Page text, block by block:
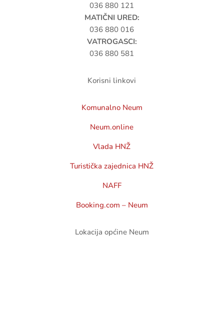
036 880 121
MATIČNI URED:
036 880 016
VATROGASCI:
036 880 581
Korisni linkovi
Komunalno Neum
Neum.online
Vlada HNŽ
Turistička zajednica HNŽ
NAFF
Booking.com – Neum
Lokacija općine Neum